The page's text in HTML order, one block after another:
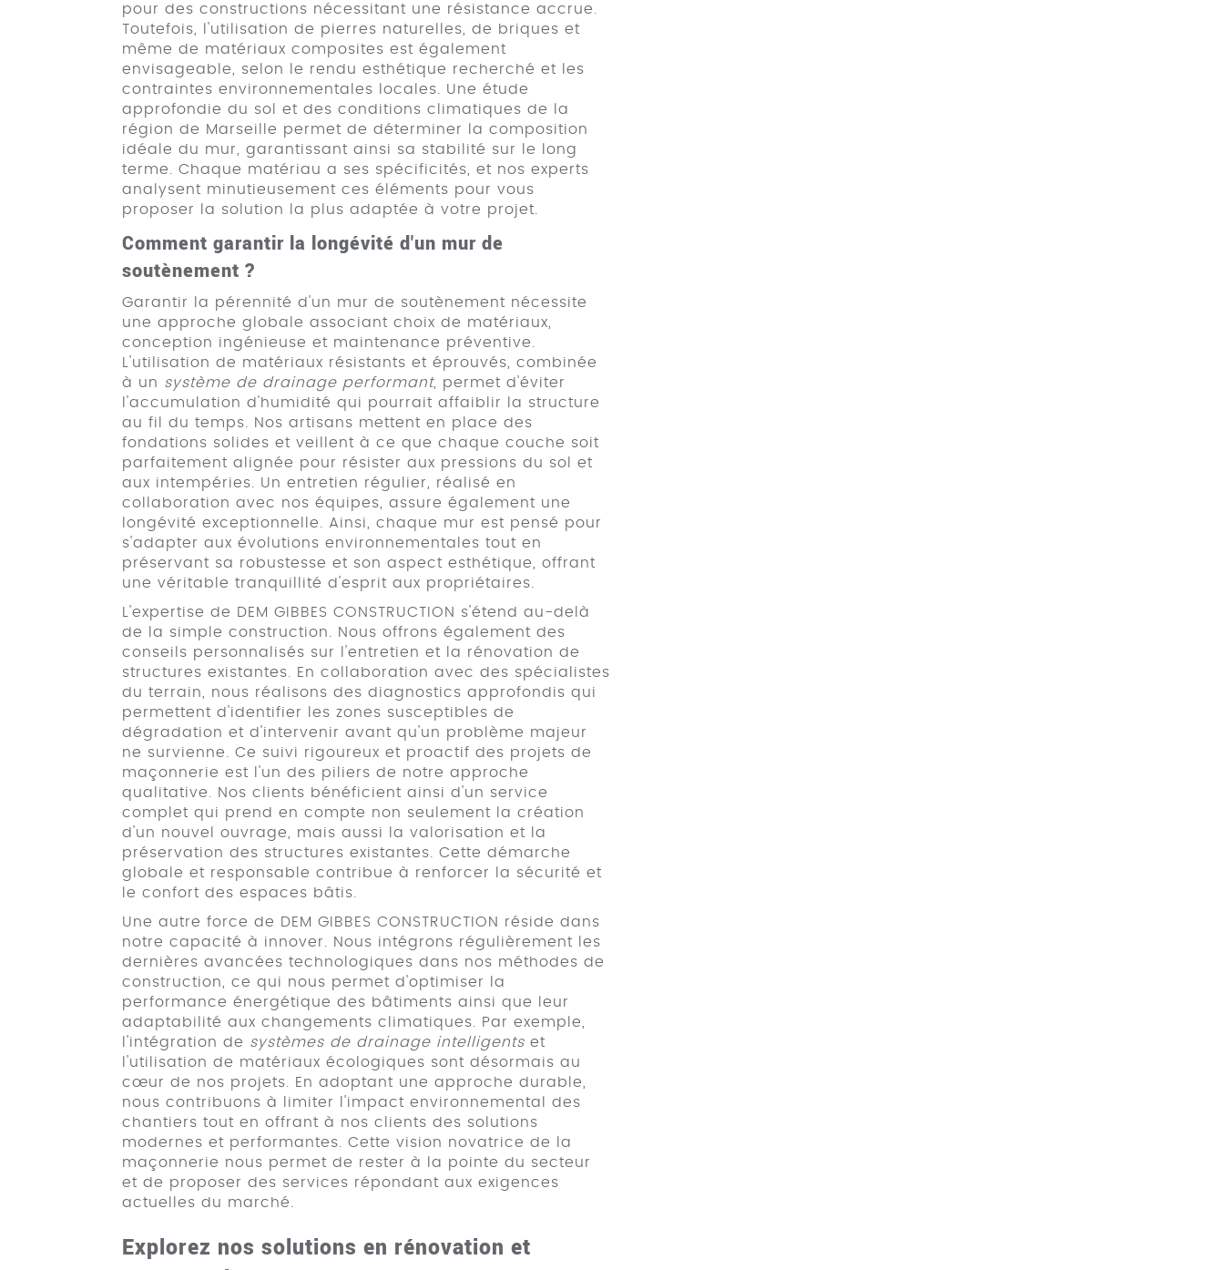
pour des constructions nécessitant une résistance accrue.
Toutefois, l'utilisation de pierres naturelles, de briques et
même de matériaux composites est également
envisageable, selon le rendu esthétique recherché et les
contraintes environnementales locales. Une étude
approfondie du sol et des conditions climatiques de la
région de Marseille permet de déterminer la composition
idéale du mur, garantissant ainsi sa stabilité sur le long
terme. Chaque matériau a ses spécificités, et nos experts
analysent minutieusement ces éléments pour vous
proposer la solution la plus adaptée à votre projet.
Comment garantir la longévité d'un mur de
soutènement ?
Garantir la pérennité d'un mur de soutènement nécessite
une approche globale associant choix de matériaux,
conception ingénieuse et maintenance préventive.
L'utilisation de matériaux résistants et éprouvés, combinée
à un système de drainage performant, permet d'éviter
l'accumulation d'humidité qui pourrait affaiblir la structure
au fil du temps. Nos artisans mettent en place des
fondations solides et veillent à ce que chaque couche soit
parfaitement alignée pour résister aux pressions du sol et
aux intempéries. Un entretien régulier, réalisé en
collaboration avec nos équipes, assure également une
longévité exceptionnelle. Ainsi, chaque mur est pensé pour
s'adapter aux évolutions environnementales tout en
préservant sa robustesse et son aspect esthétique, offrant
une véritable tranquillité d'esprit aux propriétaires.
L'expertise de DEM GIBBES CONSTRUCTION s'étend au-delà
de la simple construction. Nous offrons également des
conseils personnalisés sur l'entretien et la rénovation de
structures existantes. En collaboration avec des spécialistes
du terrain, nous réalisons des diagnostics approfondis qui
permettent d'identifier les zones susceptibles de
dégradation et d'intervenir avant qu'un problème majeur
ne survienne. Ce suivi rigoureux et proactif des projets de
maçonnerie est l'un des piliers de notre approche
qualitative. Nos clients bénéficient ainsi d'un service
complet qui prend en compte non seulement la création
d'un nouvel ouvrage, mais aussi la valorisation et la
préservation des structures existantes. Cette démarche
globale et responsable contribue à renforcer la sécurité et
le confort des espaces bâtis.
Une autre force de DEM GIBBES CONSTRUCTION réside dans
notre capacité à innover. Nous intégrons régulièrement les
dernières avancées technologiques dans nos méthodes de
construction, ce qui nous permet d'optimiser la
performance énergétique des bâtiments ainsi que leur
adaptabilité aux changements climatiques. Par exemple,
l'intégration de systèmes de drainage intelligents et
l'utilisation de matériaux écologiques sont désormais au
cœur de nos projets. En adoptant une approche durable,
nous contribuons à limiter l'impact environnemental des
chantiers tout en offrant à nos clients des solutions
modernes et performantes. Cette vision novatrice de la
maçonnerie nous permet de rester à la pointe du secteur
et de proposer des services répondant aux exigences
actuelles du marché.
Explorez nos solutions en rénovation et